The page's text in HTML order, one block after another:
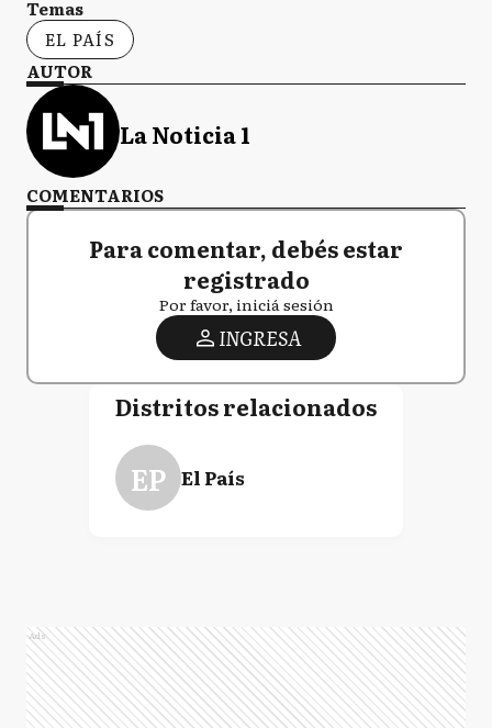
Temas
EL PAÍS
AUTOR
La Noticia 1
COMENTARIOS
Para comentar, debés estar
registrado
Por favor, iniciá sesión
INGRESA
Distritos relacionados
EP El País
Ads